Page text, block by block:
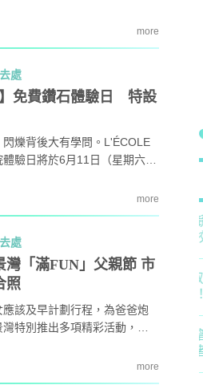
約83%，並創9個月新高。more
處
免費鑽石體驗日 特設
爍背後大有學問。L'ÉCOLE
驗日將於6月11日（星期六）
發小朋友創意。
more
處
灣「滿FUN」父親節 市
照
該及早計劃行程，為爸爸炮
特別推出多項精彩活動，一
more
賽」報名反應熱烈 參賽學校學
生人數再創歷史新高！
免費參加｜2025-26「田叔叔英
語閱讀計劃」正式公開招募！累
積受惠達118,000家庭
女青研究近半SEN兒童家長曾遭